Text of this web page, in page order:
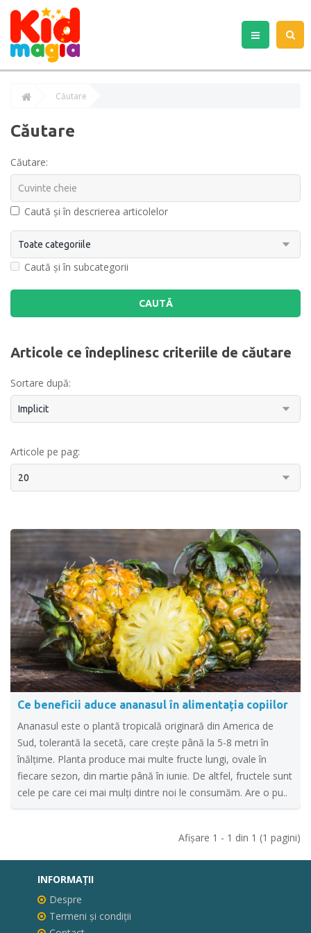
Căutare
Căutare
Căutare:
Caută și în descrierea articolelor
Caută și în subcategorii
Articole ce îndeplinesc criteriile de căutare
Sortare după:
Articole pe pag:
Ce beneficii aduce ananasul în alimentația copiilor
Ananasul este o plantă tropicală originară din America de
Sud, tolerantă la secetă, care creşte până la 5-8 metri în
înălţime. Planta produce mai multe fructe lungi, ovale în
fiecare sezon, din martie până în iunie. De altfel, fructele sunt
cele pe care cei mai mulți dintre noi le consumăm. Are o pu..
Afişare 1 - 1 din 1 (1 pagini)
INFORMAŢII
Despre
Termeni și condiții